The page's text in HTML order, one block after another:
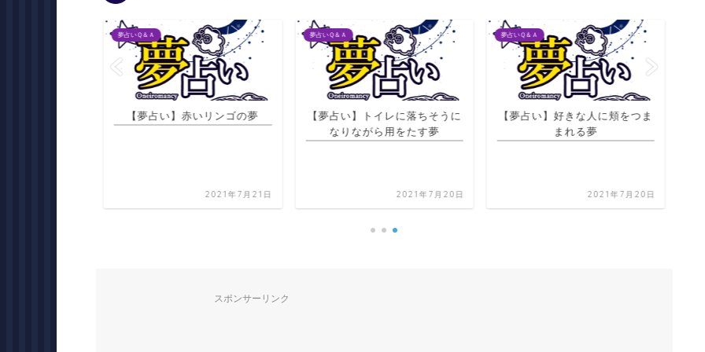
夢占いＱ＆Ａ
【夢占い】赤いリンゴの夢
2021年7月21日
夢占いＱ＆Ａ
【夢占い】トイレに落ちそうに
なりながら用をたす夢
2021年7月20日
夢占いＱ＆Ａ
【夢占い】好きな人に頬をつま
まれる夢
2021年7月20日
スポンサーリンク